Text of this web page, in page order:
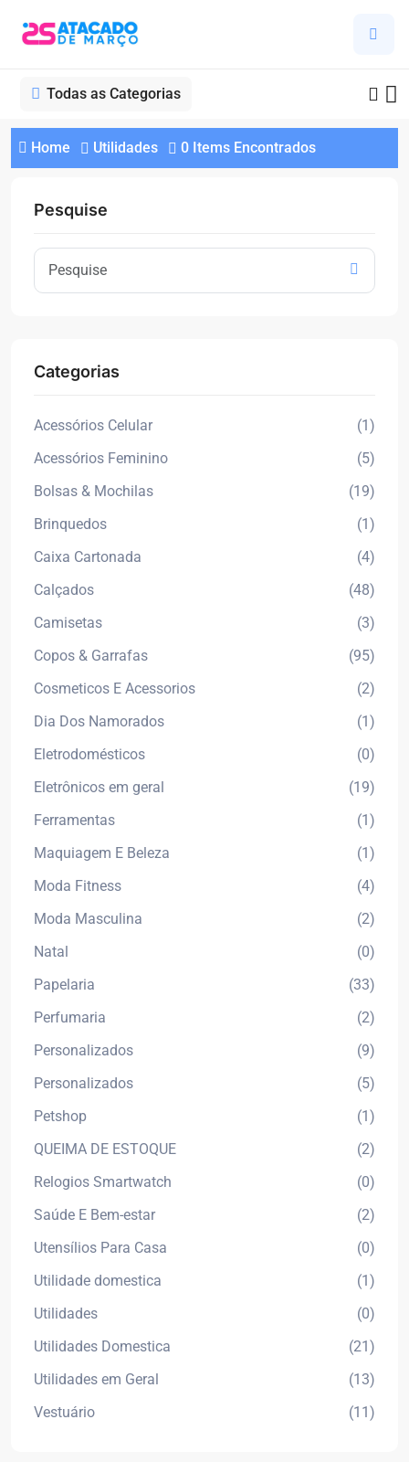
Todas as Categorias
Home Utilidades 0 Items Encontrados
Pesquise
Categorias
Acessórios Celular
(1)
Acessórios Feminino
(5)
Bolsas & Mochilas
(19)
Brinquedos
(1)
Caixa Cartonada
(4)
Calçados
(48)
Camisetas
(3)
Copos & Garrafas
(95)
Cosmeticos E Acessorios
(2)
Dia Dos Namorados
(1)
Eletrodomésticos
(0)
Eletrônicos em geral
(19)
Ferramentas
(1)
Maquiagem E Beleza
(1)
Moda Fitness
(4)
Moda Masculina
(2)
Natal
(0)
Papelaria
(33)
Perfumaria
(2)
Personalizados
(9)
Personalizados
(5)
Petshop
(1)
QUEIMA DE ESTOQUE
(2)
Relogios Smartwatch
(0)
Saúde E Bem-estar
(2)
Utensílios Para Casa
(0)
Utilidade domestica
(1)
Utilidades
(0)
Utilidades Domestica
(21)
Utilidades em Geral
(13)
Vestuário
(11)